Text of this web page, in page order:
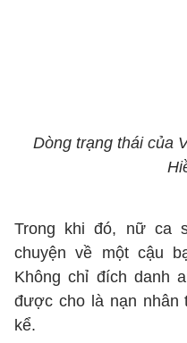
Dòng trạng thái của
Trong khi đó, nữ ca
chuyện về một cậu
Không chỉ đích danh
được cho là nạn nhân
kể.